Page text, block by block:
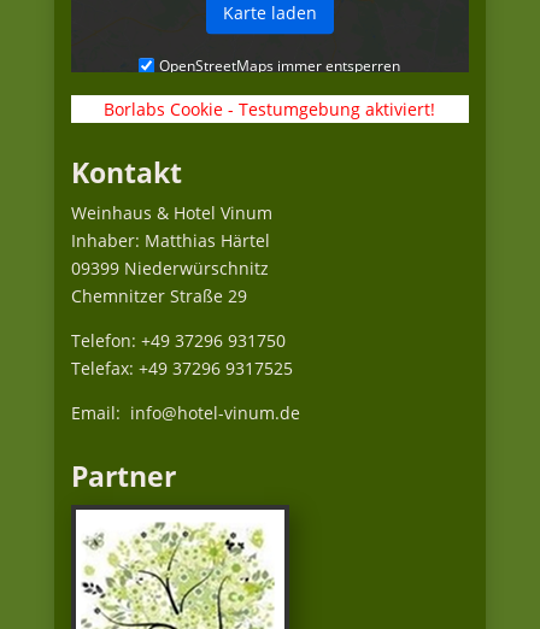
Karte laden
OpenStreetMaps immer entsperren
Borlabs Cookie - Testumgebung aktiviert!
Kontakt
Weinhaus & Hotel Vinum
Inhaber: Matthias Härtel
09399 Niederwürschnitz
Chemnitzer Straße 29
Telefon: +49 37296 931750
Telefax: +49 37296 9317525
Email: info@hotel-vinum.de
Partner